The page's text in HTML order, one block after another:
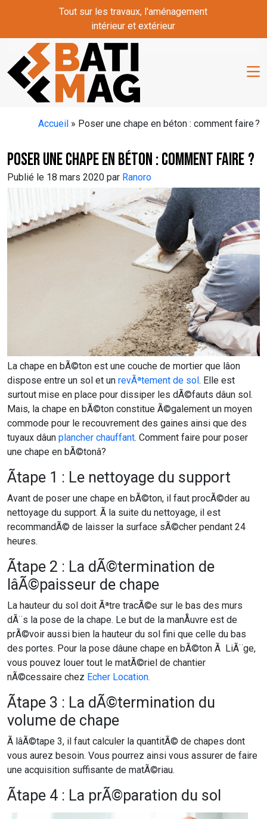
Skip to main contentTout sur les travaux, l'aménagement
intérieur et extérieur
Accueil » Poser une chape en béton : comment faire ?
Poser une chape en béton : comment faire ?
Publié le 18 mars 2020 par Ranoro
La chape en bÃ©ton est une couche de mortier que lâon
dispose entre un sol et un revÃªtement de sol. Elle est
surtout mise en place pour dissiper les dÃ©fauts dâun sol.
Mais, la chape en bÃ©ton constitue Ã©galement un moyen
commode pour le recouvrement des gaines ainsi que des
tuyaux dâun plancher chauffant. Comment faire pour poser
une chape en bÃ©tonâ?
Ãtape 1 : Le nettoyage du support
Avant de poser une chape en bÃ©ton, il faut procÃ©der au
nettoyage du support. Ã la suite du nettoyage, il est
recommandÃ© de laisser la surface sÃ©cher pendant 24
heures.
Ãtape 2 : La dÃ©termination de
lâÃ©paisseur de chape
La hauteur du sol doit Ãªtre tracÃ©e sur le bas des murs
dÃ¨s la pose de la chape. Le but de la manÅuvre est de
prÃ©voir aussi bien la hauteur du sol fini que celle du bas
des portes. Pour la pose dâune chape en bÃ©ton Ã LiÃ¨ge,
vous pouvez louer tout le matÃ©riel de chantier
nÃ©cessaire chez Echer Location.
Ãtape 3 : La dÃ©termination du
volume de chape
Ã lâÃ©tape 3, il faut calculer la quantitÃ© de chapes dont
vous aurez besoin. Vous pourrez ainsi vous assurer de faire
une acquisition suffisante de matÃ©riau.
Ãtape 4 : La prÃ©paration du sol